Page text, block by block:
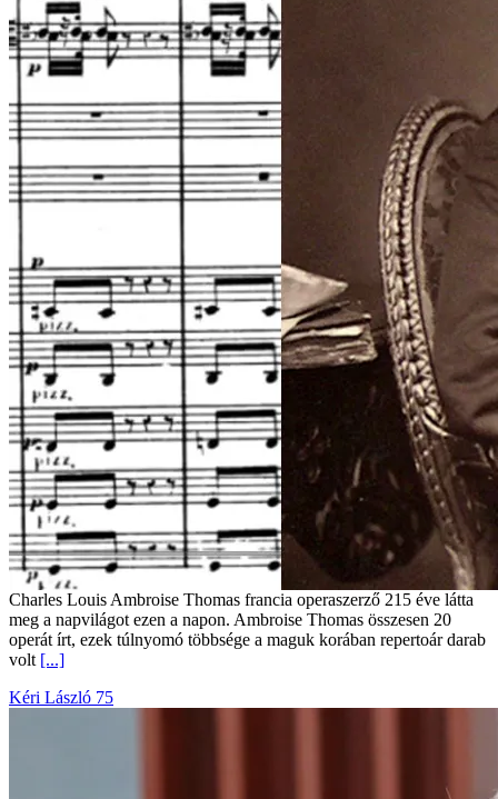
Charles Louis Ambroise Thomas francia operaszerző 215 éve látta
meg a napvilágot ezen a napon. Ambroise Thomas összesen 20
operát írt, ezek túlnyomó többsége a maguk korában repertoár darab
volt [...]
Kéri László 75